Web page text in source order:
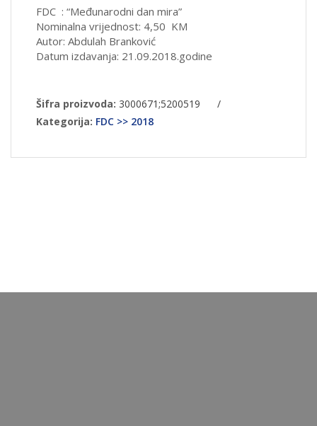
FDC : “Međunarodni dan mira”
Nominalna vrijednost: 4,50 KM
Autor: Abdulah Branković
Datum izdavanja: 21.09.2018.godine
Šifra proizvoda: 3000671;5200519
/
Kategorija: FDC >> 2018